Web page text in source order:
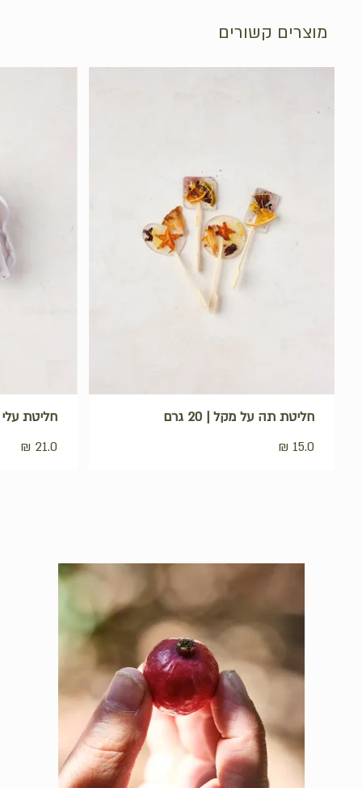
אין מוצרים בסל הקניות.
מוצרים קשורים
חליטת תה על מקל | 20 גרם
₪ 15.0
חליטת עלי
₪ 21.0